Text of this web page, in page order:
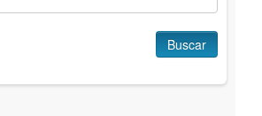
Buscar